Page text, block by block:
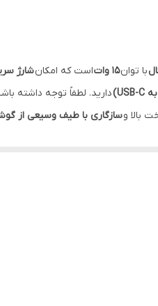
اصل
با توان15 وات است که امکانشارژ
دارید. لطفاً توجه داشته
بالا وسازگاری با طیف وسیعی از